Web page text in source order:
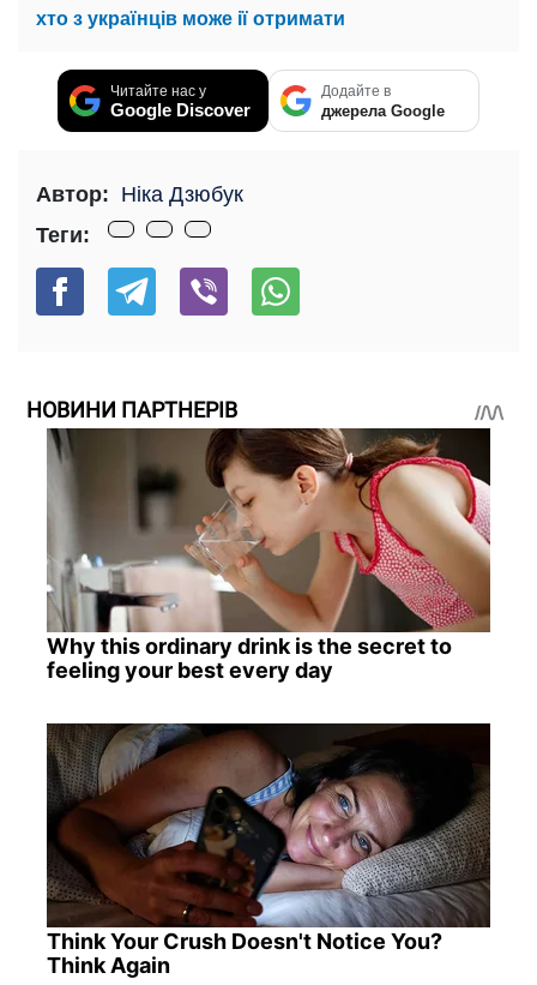
хто з українців може ії отримати
Читайте нас у
Google Discover
Додайте в
джерела Google
Автор: Ніка Дзюбук
Теги:
НОВИНИ ПАРТНЕРІВ
Why this ordinary drink is the secret to
feeling your best every day
Think Your Crush Doesn't Notice You?
Think Again